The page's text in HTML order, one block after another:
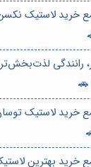
خرید لاستیک
رانندگی
🚗
خرید لاستیک
خرید بهترین